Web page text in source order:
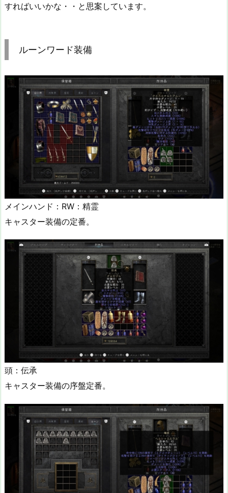
すればいいかな・・と思案しています。
ルーンワード装備
メインハンド：RW：精霊
キャスター装備の定番。
頭：伝承
キャスター装備の序盤定番。